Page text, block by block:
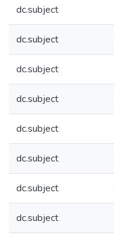
dc.subject
dc.subject
dc.subject
dc.subject
dc.subject
dc.subject
dc.subject
dc.subject